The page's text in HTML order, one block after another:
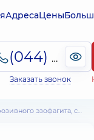
АдресаЦены
(044) 495-2-888
Заказать звонок
эзофагита, симптомы, факторы риска